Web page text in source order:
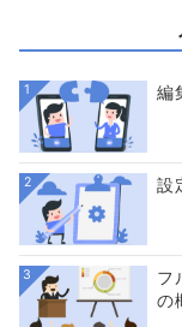
1 編
2 設
3
フ
の